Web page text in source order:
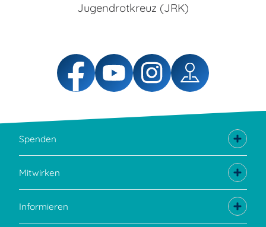
Jugendrotkreuz (JRK)
Spenden
Mitwirken
Informieren